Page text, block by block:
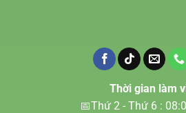
Thời gian làm
📅Thứ 2 - Thứ 6 :